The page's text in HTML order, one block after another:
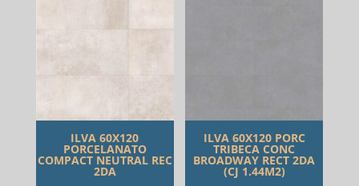
ILVA 60X120
PORCELANATO
COMPACT NEUTRAL REC
2DA
ILVA 60X120 PORC
TRIBECA CONC
BROADWAY RECT 2DA
(CJ 1.44M2)